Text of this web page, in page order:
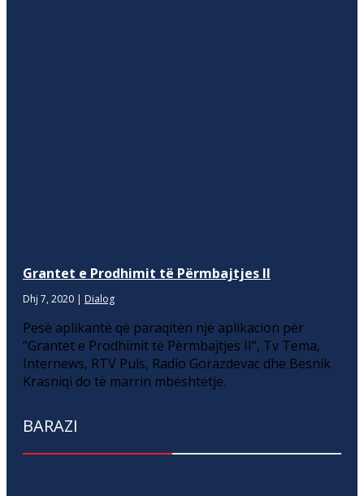
Grantet e Prodhimit të Përmbajtjes II
Dhj 7, 2020 | Dialog
Pesë aplikantë që paraqitën një aplikacion për
“Grantet e Prodhimit të Përmbajtjes II”, Tv Tema,
Internews, RTV Puls, Radio Gorazdevac dhe Besnik
Krasniqi do të marrin mbështetje.
BARAZI